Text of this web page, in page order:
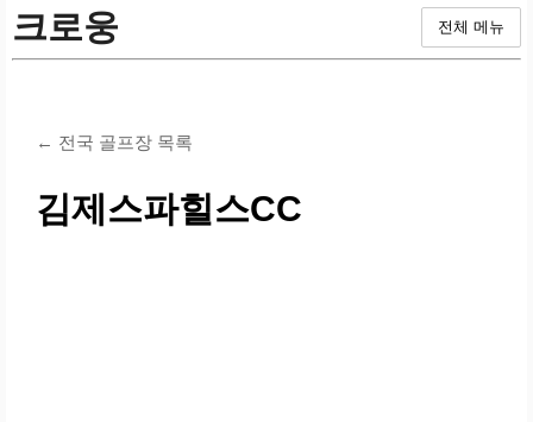
크로웅 전체 메뉴
← 전국 골프장 목록
김제스파힐스CC